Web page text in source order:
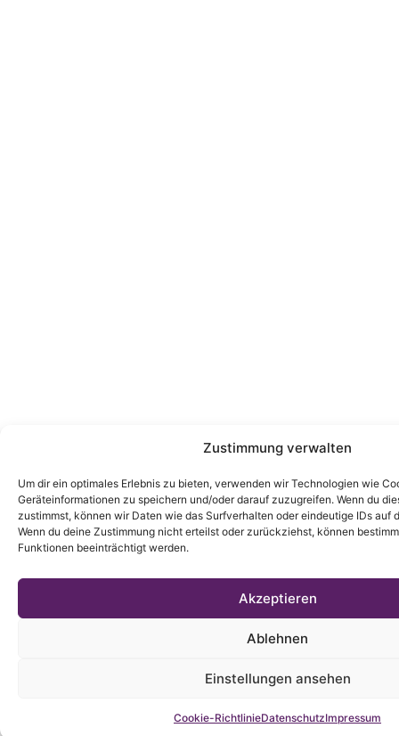
Zustimmung verwalten
Um dir ein optimales Erlebnis zu bieten, verwenden wir Technologien wie
Geräteinformationen zu speichern und/oder darauf zuzugreifen. Wenn du
zustimmst, können wir Daten wie das Surfverhalten oder eindeutige IDs auf
Wenn du deine Zustimmung nicht erteilst oder zurückziehst, können
Funktionen beeinträchtigt werden.
Akzeptieren
Ablehnen
Einstellungen ansehen
Cookie-RichtlinieDatenschutzImpressum